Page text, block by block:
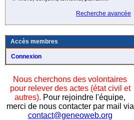
Recherche avancée
Accès membres
Connexion
Nous cherchons des volontaires
pour relever des actes (état civil et
autres). Pour rejoindre l'équipe,
merci de nous contacter par mail via
contact@geneoweb.org